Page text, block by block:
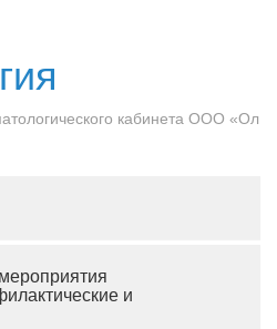
кабинета ООО «Ол
и